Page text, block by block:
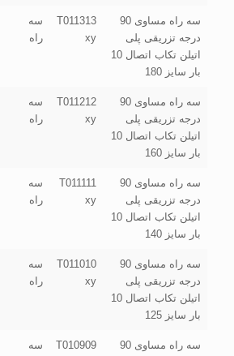
سه راه مساوی 90
درجه تزریقی پلی
اتیلن تکاب اتصال 10
بار سایز 180
T011313
xy
سه
راه
سه راه مساوی 90
درجه تزریقی پلی
اتیلن تکاب اتصال 10
بار سایز 160
T011212
xy
سه
راه
سه راه مساوی 90
درجه تزریقی پلی
اتیلن تکاب اتصال 10
بار سایز 140
T011111
xy
سه
راه
سه راه مساوی 90
درجه تزریقی پلی
اتیلن تکاب اتصال 10
بار سایز 125
T011010
xy
سه
راه
سه راه مساوی 90 T010909 سه